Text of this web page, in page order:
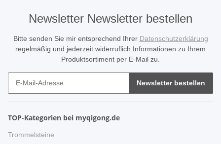
Newsletter Newsletter bestellen
Bitte senden Sie mir entsprechend Ihrer Datenschutzerklärung
regelmäßig und jederzeit widerruflich Informationen zu Ihrem
Produktsortiment per E-Mail zu.
Newsletter bestellen
TOP-Kategorien bei myqigong.de
Trommelsteine